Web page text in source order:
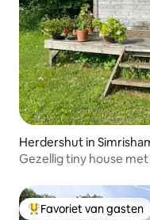
Herdershut in
Gezellig tiny house
Topfavoriet van gasten
Favoriet van gasten